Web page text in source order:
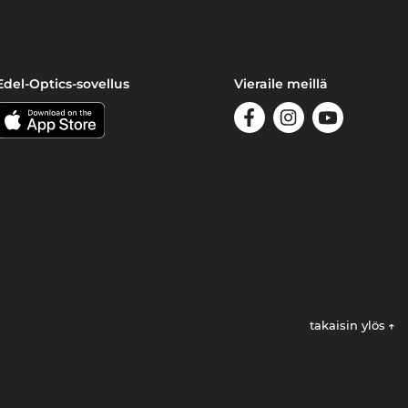
Optics-sovellus Vieraile meillä
takaisin ylös